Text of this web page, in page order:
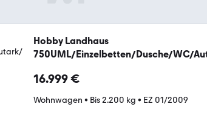
Hobby Landhaus
750UML/Einzelbetten/Dusche/WC/
16.999 €
Wohnwagen • Bis 2.200 kg • EZ 01/2009